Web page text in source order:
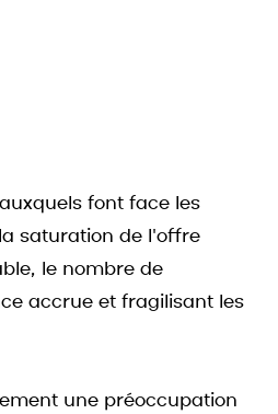
font face les
saturation de l'offre
le nombre de
accrue et fragilisant les
une préoccupation